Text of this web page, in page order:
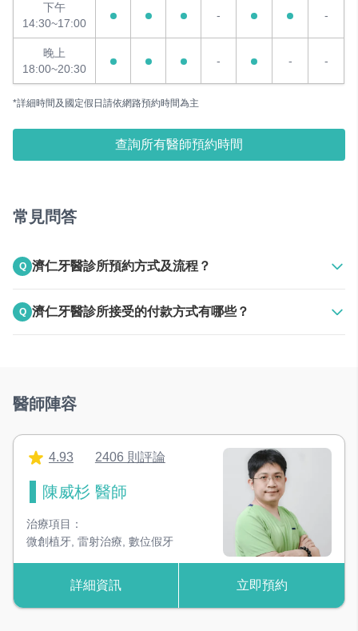
下午
14:30~17:00
- -
晚上
18:00~20:30
- - -
*詳細時間及國定假日請依網路預約時間為主
查詢所有醫師預約時間
常見問答
Q 濟仁牙醫診所預約方式及流程？
24HR線上預約
Q 濟仁牙醫診所接受的付款方式有哪些？
醫師陣容
4.93 2406 則評論
陳威杉 醫師
治療項目：
微創植牙, 雷射治療, 數位假牙
詳細資訊 立即預約